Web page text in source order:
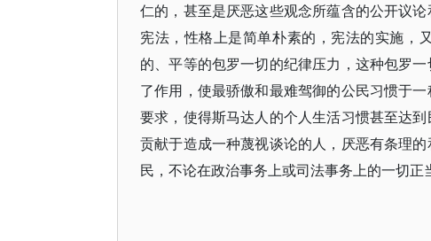
仁的，甚至是厌恶这些观念所蕴含的公开议
宪法，性格上是简单朴素的，宪法的实施，
的、平等的包罗一切的纪律压力，这种包罗
了作用，使最骄傲和最难驾御的公民习惯于
要求，使得斯马达人的个人生活习惯甚至达
贡献于造成一种蔑视谈论的人，厌恶有条理
民，不论在政治事务上或司法事务上的一切正